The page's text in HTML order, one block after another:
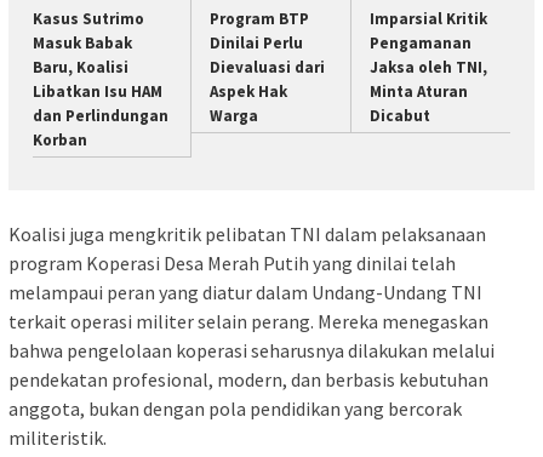
Kasus Sutrimo
Masuk Babak
Baru, Koalisi
Libatkan Isu HAM
dan Perlindungan
Korban
Program BTP
Dinilai Perlu
Dievaluasi dari
Aspek Hak
Warga
Imparsial Kritik
Pengamanan
Jaksa oleh TNI,
Minta Aturan
Dicabut
Koalisi juga mengkritik pelibatan TNI dalam pelaksanaan
program Koperasi Desa Merah Putih yang dinilai telah
melampaui peran yang diatur dalam Undang-Undang TNI
terkait operasi militer selain perang. Mereka menegaskan
bahwa pengelolaan koperasi seharusnya dilakukan melalui
pendekatan profesional, modern, dan berbasis kebutuhan
anggota, bukan dengan pola pendidikan yang bercorak
militeristik.